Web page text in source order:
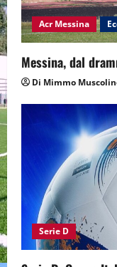
Acr Messina
Messina, dal
Di Mimmo
Serie D